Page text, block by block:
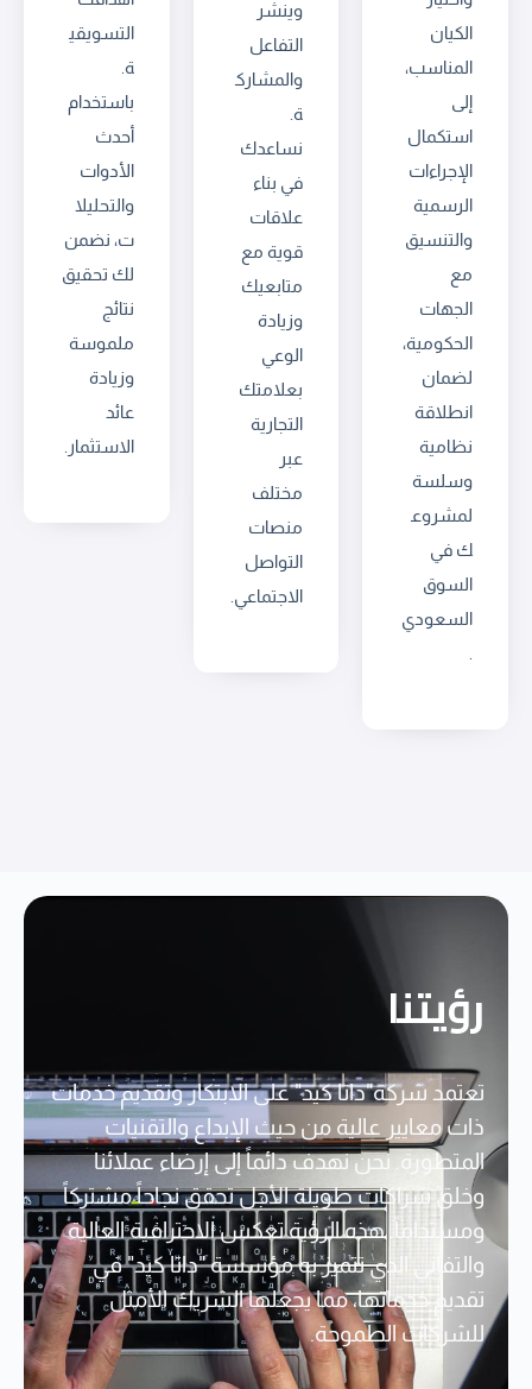
الكيان
المناسب،
إلى
استكمال
الإجراءات
الرسمية
والتنسيق
مع
الجهات
الحكومية،
لضمان
انطلاقة
نظامية
وسلسة
لمشروع
ك في
السوق
السعودي
وينشر
التفاعل
والمشارك
ة.
نساعدك
في بناء
علاقات
قوية مع
متابعيك
وزيادة
الوعي
بعلامتك
التجارية
عبر
مختلف
منصات
التواصل
الاجتماعي.
التسويقي
ة.
باستخدام
أحدث
الأدوات
والتحليلا
ت، نضمن
لك تحقيق
نتائج
ملموسة
وزيادة
عائد
الاستثمار.
رؤيتنا
تعتمد شركة"داتا كيد" على الابتكار وتقديم خدمات
ذات معايير عالية من حيث الإبداع والتقنيات
المتطورة. نحن نهدف دائماً إلى إرضاء عملائنا
وخلق شراكات طويلة الأجل تحقق نجاحاً مشتركاً
ومستداماً. هذه الرؤية تعكس الاحترافية العالية
والتفاني الذي تتميز به مؤسسة "داتا كيد" في
تقديم خدماتها، مما يجعلها الشريك الأمثل
للشركات الطموحة.